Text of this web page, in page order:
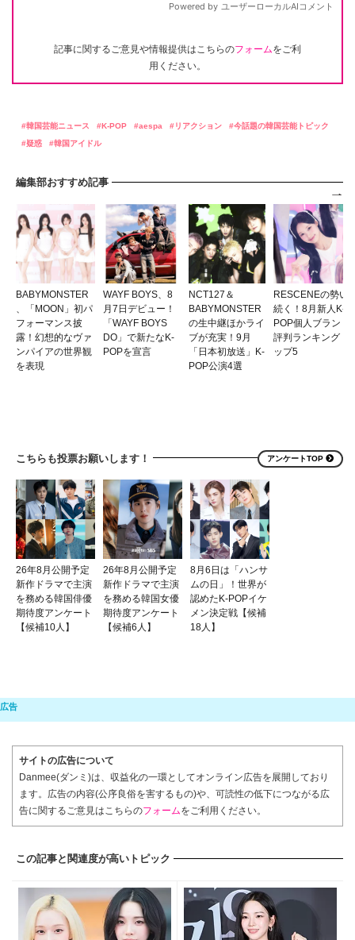
記事に関するご意見や情報提供はこちらのフォームをご利
用ください。
韓国芸能ニュース K-POP aespa リアクション
今話題の韓国芸能トピック
疑惑
韓国アイドル
編集部おすすめ記事
BABYMONSTER
、「MOON」初パ
フォーマンス披
露！幻想的なヴァ
ンパイアの世界観
を表現
WAYF BOYS、8
月7日デビュー！
「WAYF BOYS
DO」で新たなK-
POPを宣言
NCT127＆
BABYMONSTER
の生中継ほかライ
ブが充実！9月
「日本初放送」K-
POP公演4選
RESCENEの勢い
続く！8月新人K-
POP個人ブランド
評判ランキングト
ップ5
こちらも投票お願いします！ アンケートTOP
26年8月公開予定
新作ドラマで主演
を務める韓国俳優
期待度アンケート
【候補10人】
26年8月公開予定
新作ドラマで主演
を務める韓国女優
期待度アンケート
【候補6人】
8月6日は「ハンサ
ムの日」！世界が
認めたK-POPイケ
メン決定戦【候補
18人】
サイトの広告について
Danmee(ダンミ)は、収益化の一環としてオンライン広告を展開しており
ます。広告の内容(公序良俗を害するもの)や、可読性の低下につながる広
告に関するご意見はこちらのフォームをご利用ください。
この記事と関連度が高いトピック